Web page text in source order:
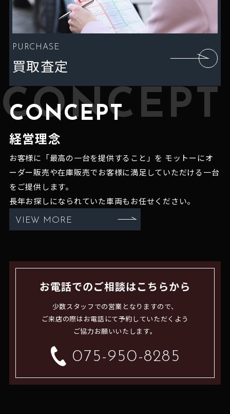
PURCHASE
買取査定
CONCEPT
CONCEPT
経営理念
お客様に「最高の一台を提供すること」を モットーにオ
ーダー販売や在庫販売でお客様に満足していただける一台
をご提供します。
長年お探しになられていた車両もお任せください。
VIEW MORE
お電話でのご相談はこちらから
少数スタッフでの営業となりますので、
ご来店の際はお電話にて予約していただくよう
ご協力お願いいたします。
075-950-8285